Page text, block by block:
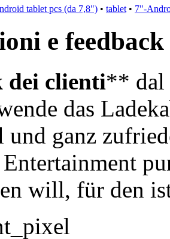
tablet pcs (da 7,8") • tablet • 7"-
e
dei clienti** dal
das
ganz
will, für den